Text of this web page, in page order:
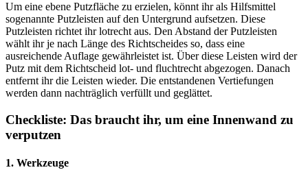
Um eine ebene Putzfläche zu erzielen, könnt ihr als Hilfsmittel
sogenannte Putzleisten auf den Untergrund aufsetzen. Diese
Putzleisten richtet ihr lotrecht aus. Den Abstand der Putzleisten
wählt ihr je nach Länge des Richtscheides so, dass eine
ausreichende Auflage gewährleistet ist. Über diese Leisten wird der
Putz mit dem Richtscheid lot- und fluchtrecht abgezogen. Danach
entfernt ihr die Leisten wieder. Die entstandenen Vertiefungen
werden dann nachträglich verfüllt und geglättet.
Checkliste: Das braucht ihr, um eine Innenwand zu
verputzen
1. Werkzeuge